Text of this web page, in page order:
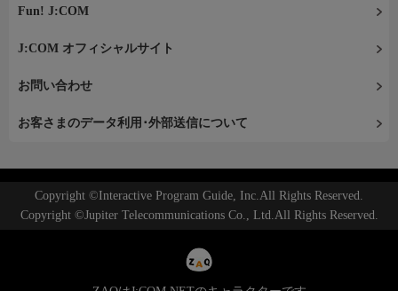
Fun! J:COM
J:COM オフィシャルサイト
お問い合わせ
お客さまのデータ利用･外部送信について
Copyright ©Interactive Program Guide, Inc.All Rights Reserved.
Copyright ©Jupiter Telecommunications Co., Ltd.All Rights Reserved.